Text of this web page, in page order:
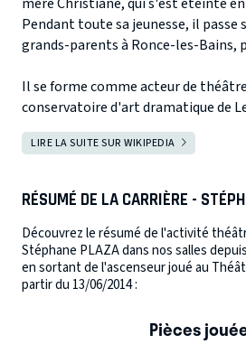
Pendant toute sa jeunesse, il passe
grands-parents à Ronce-les-Bains,
Il se forme comme acteur de
conservatoire d'art dramatique de
LIRE LA SUITE SUR WIKIPEDIA
RÉSUMÉ DE LA CARRIÈRE -
Découvrez le résumé de l'activité
Stéphane PLAZA dans nos salles
en sortant de l'ascenseur joué au
partir du 13/06/2014 :
Pièces